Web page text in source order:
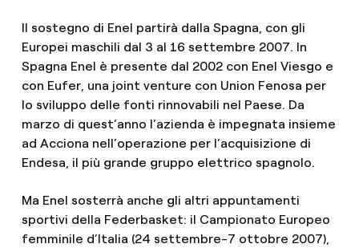
Il sostegno di Enel partirà dalla Spagna, con gli
Europei maschili dal 3 al 16 settembre 2007. In
Spagna Enel è presente dal 2002 con Enel Viesgo e
con Eufer, una joint venture con Union Fenosa per
lo sviluppo delle fonti rinnovabili nel Paese. Da
marzo di quest’anno l’azienda è impegnata insieme
ad Acciona nell’operazione per l’acquisizione di
Endesa, il più grande gruppo elettrico spagnolo.
Ma Enel sosterrà anche gli altri appuntamenti
sportivi della Federbasket: il Campionato Europeo
femminile d’Italia (24 settembre-7 ottobre 2007),